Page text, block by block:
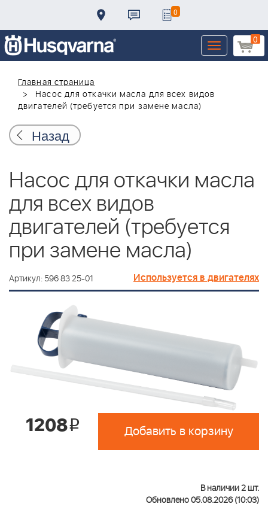
0
0
Toggle
navigation
Главная страница
Насос для откачки масла для всех видов
двигателей (требуется при замене масла)
Назад
Насос для откачки масла
для всех видов
двигателей (требуется
при замене масла)
Артикул: 596 83 25-01 Используется в двигателях
1208i Добавить в корзину
В наличии 2 шт.
Обновлено 05.08.2026 (10:03)